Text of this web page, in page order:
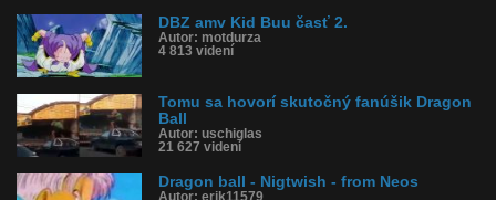
Dľžka: 2:10
Kategória: animované
Tagy: dragon, ball, z, dragonballz, kai, goku, vs, vegeta
História sledovanosti videa:
DBZ amv Kid Buu časť 2.
Autor: motdurza
4 813 videní
Tomu sa hovorí skutočný fanúšik Dragon
Ball
Autor: uschiglas
21 627 videní
Dragon ball - Nigtwish - from Neos
Autor: erik11579